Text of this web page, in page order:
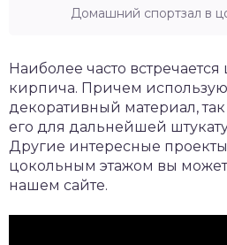
Домашний спортзал в
Наиболее часто
кирпича. Причем
декоративный материал,
его для дальнейшей
Другие интересные
цокольным этажом вы
нашем сайте.